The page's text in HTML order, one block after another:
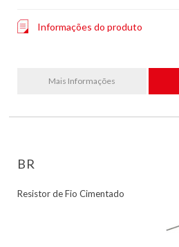
Informações do produto
Mais Informações
BR
Resistor de Fio Cimentado